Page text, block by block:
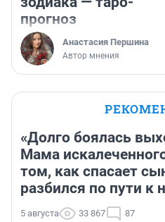
прогноз
Анастасия Першина
Автор мнения
«Долго боялась
Мама
том, как спасает
разбился по пути к
5 августа 33 867 87